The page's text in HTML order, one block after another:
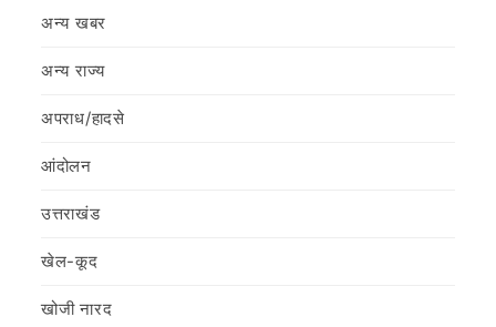
अन्य खबर
अन्य राज्य
अपराध/हादसे
आंदोलन
उत्तराखंड
खेल-कूद
खोजी नारद